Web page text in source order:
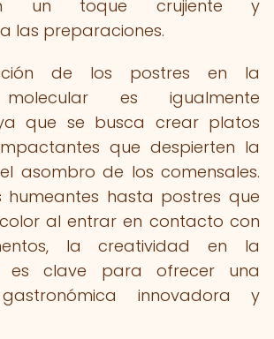
un toque crujiente y
las preparaciones.
de los postres en la
es igualmente
que se busca crear platos
que despierten la
asombro de los comensales.
humeantes hasta postres que
al entrar en contacto con
la creatividad en la
es clave para ofrecer una
innovadora y